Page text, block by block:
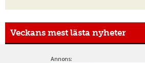
Veckans mest lästa nyheter
Annons: